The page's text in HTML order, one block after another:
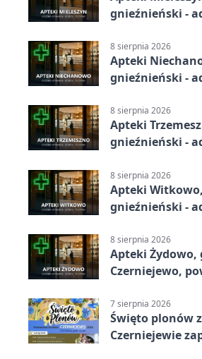
gnieźnieński -
8 sierpnia 2026
Apteki
gnieźnieński -
8 sierpnia 2026
Apteki
gnieźnieński -
8 sierpnia 2026
Apteki
gnieźnieński -
8 sierpnia 2026
Apteki Żydowo,
Czerniejewo,
7 sierpnia 2026
Święto plonów
Czerniejewie